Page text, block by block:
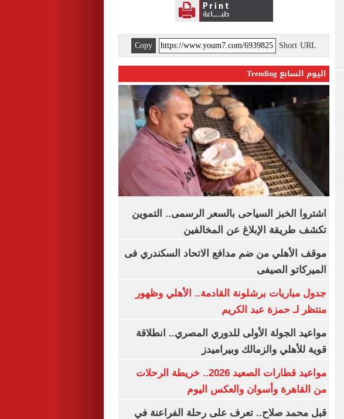
Short URL
Copy
اليوم السابع Trending
اشتروا الخبز السياحى بالسعر الرسمى.. التموين
تكشف طريقة الإبلاغ عن المخالفين
موقف الأهلي من ضم مدافع الاتحاد السكندري فى
الميركاتو الصيفى
جدول مباريات برشلونة القادمة.. الأهلي وظهور
منتظر لـ حمزة عبد الكريم
مواعيد الجولة الأولى للدوري المصري.. انطلاقة
قوية للأهلي والزمالك وبيراميدز
مواعيد قطارات الصعيد 2026.. خريطة الرحلات
من القاهرة وأسوان والعكس اليوم
قبل محمد صلاح.. تعرف على رحلة الفراعنة في